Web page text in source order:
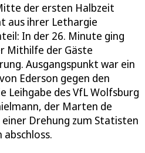
der ersten Halbzeit
aus ihrer Lethargie
In der 26. Minute ging
Mithilfe der Gäste
Ausgangspunkt war ein
Ederson gegen den
Leihgabe des VfL Wolfsburg
der Marten de
Drehung zum Statisten